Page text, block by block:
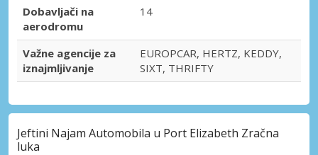
Dobavljači na
aerodromu
14
Važne agencije za
iznajmljivanje
EUROPCAR, HERTZ, KEDDY,
SIXT, THRIFTY
Jeftini Najam Automobila u Port Elizabeth Zračna
luka